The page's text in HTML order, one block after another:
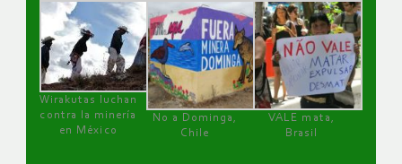
Wirakutas luchan
contra la minería
en México
No a Dominga,
Chile
VALE mata,
Brasil